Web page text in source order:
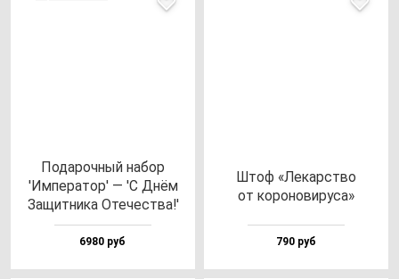
Пода­роч­ный на­бор
'Импе­ра­тор' — 'С Днём
Защит­ни­ка Оте­чес­тва!'
6980 руб
Штоф «Лекарс­тво
от ко­ро­но­ви­ру­са»
790 руб